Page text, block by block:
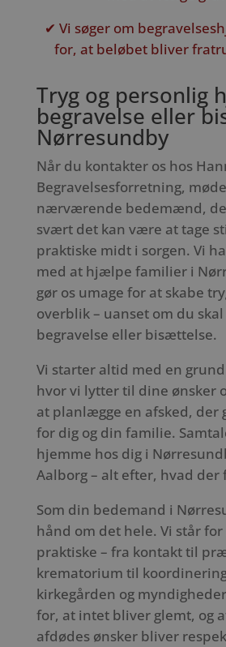
✔ Vi søger om
for, at beløbet bliver
Tryg og personlig
begravelse eller
Nørresundby
Når du kontakter os hos
Begravelsesforretning,
nærværende bedemænd,
svært det kan være at tage
praktiske midt i sorgen. Vi
med at hjælpe familier i
gør os umage for at skabe
overblik – uanset om du
begravelse eller bisættelse.
Vi starter altid med en
hvor vi lytter til dine ønsker
at planlægge en afsked, der
for dig og din familie.
hjemme hos dig i
Aalborg – alt efter, hvad der
Som din bedemand i
hånd om det hele. Vi står
praktiske – fra kontakt til
krematorium til
kirkegården og
for, at intet bliver glemt, og
afdødes ønsker bliver